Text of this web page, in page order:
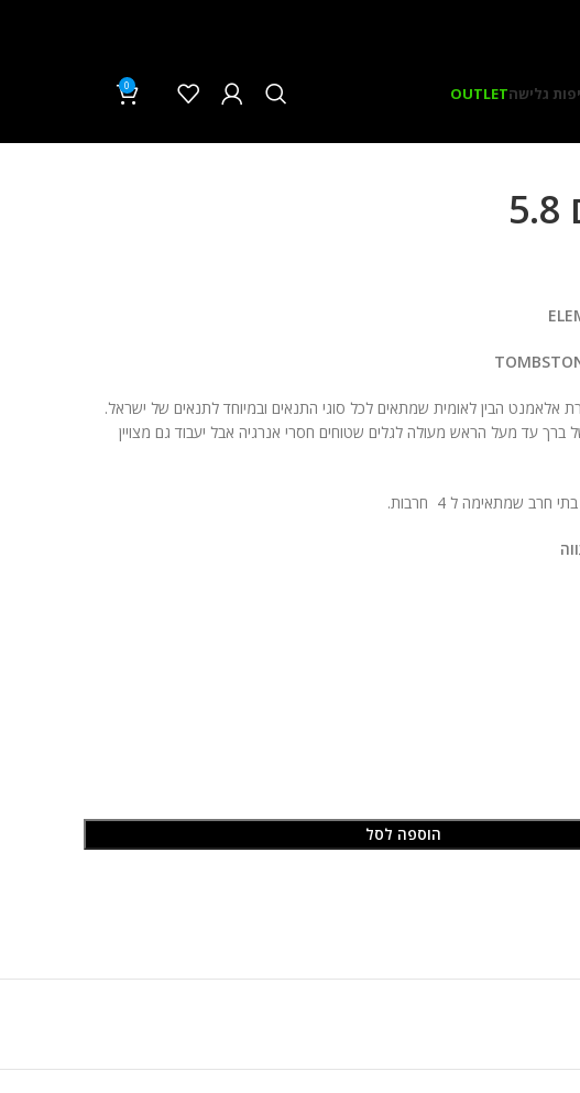
גלישהOUTLET
0
אלאמנט הבין לאומית שמתאים לכל סוגי התנאים ובמיוחד לתנאים של ישראל.
ברך עד מעל הראש מעולה לגלים שטוחים חסרי אנרגיה אבל יעבוד גם מצויין
שמתאימה ל 4 חרבות.
הוספה לסל